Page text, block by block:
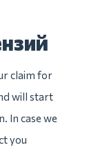
claim for
will start
In case we
you